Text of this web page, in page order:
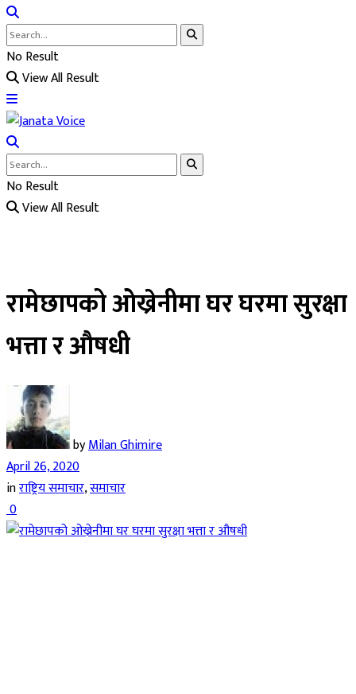
No Result
View All Result
No Result
View All Result
रामेछापको ओख्रेनीमा घर घरमा सुरक्षा
भत्ता र औषधी
byMilan Ghimire
April 26, 2020
inराष्ट्रिय समाचार,समाचार
0